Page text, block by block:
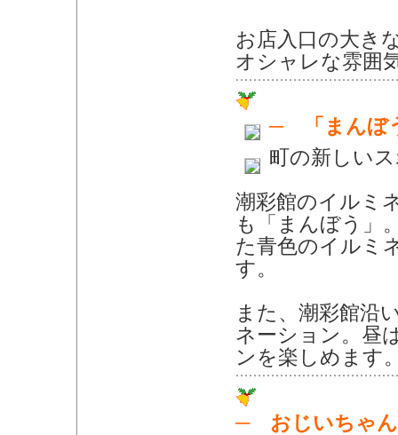
お店入口の大き
オシャレな雰囲
─ 「まんぼ
町の新しい
潮彩館のイルミ
も「まんぼう」
た青色のイルミ
す。
また、潮彩館沿
ネーション。昼
ンを楽しめます
─ おじいちゃ